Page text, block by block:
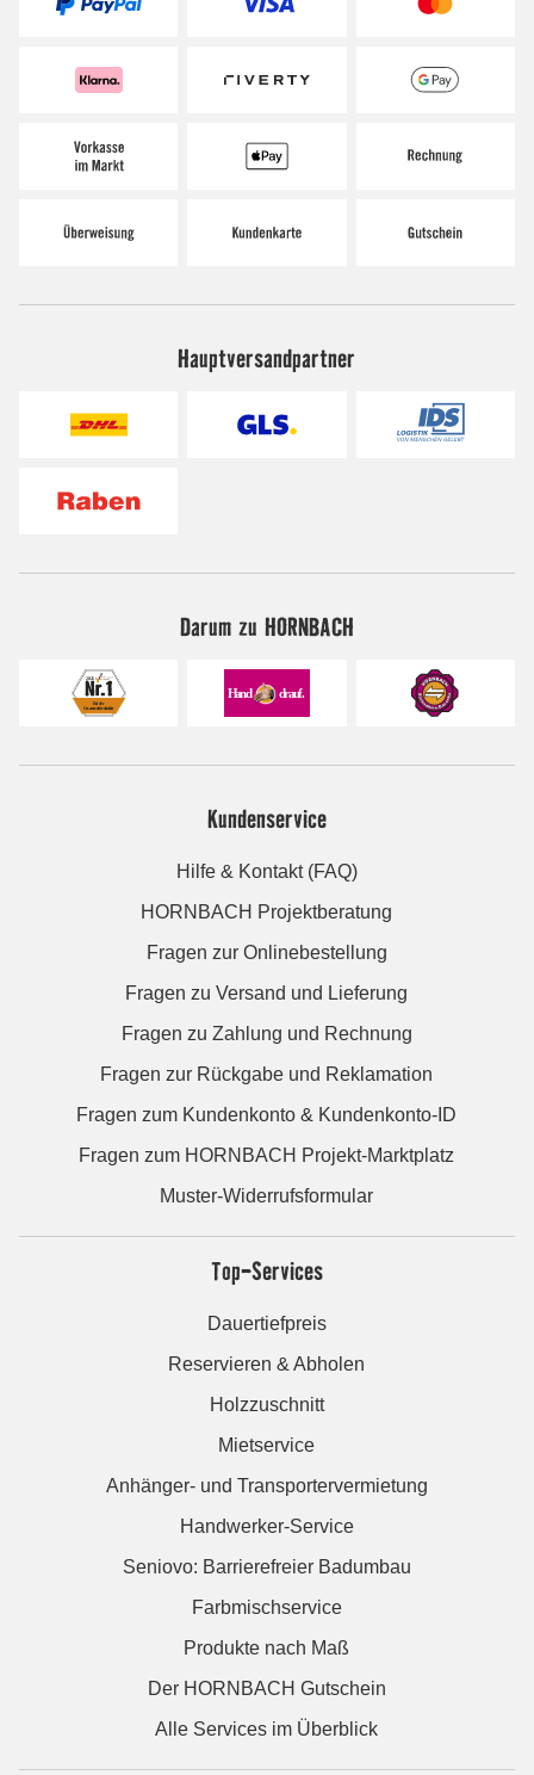
Hauptversandpartner
Darum zu HORNBACH
Kundenservice
Hilfe & Kontakt (FAQ)
HORNBACH Projektberatung
Fragen zur Onlinebestellung
Fragen zu Versand und Lieferung
Fragen zu Zahlung und Rechnung
Fragen zur Rückgabe und Reklamation
Fragen zum Kundenkonto & Kundenkonto-ID
Fragen zum HORNBACH Projekt-Marktplatz
Muster-Widerrufsformular
Top-Services
Dauertiefpreis
Reservieren & Abholen
Holzzuschnitt
Mietservice
Anhänger- und Transportervermietung
Handwerker-Service
Seniovo: Barrierefreier Badumbau
Farbmischservice
Produkte nach Maß
Der HORNBACH Gutschein
Alle Services im Überblick